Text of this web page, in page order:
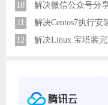
10
11
解决Centos7执行
12
解决Linux 宝塔装